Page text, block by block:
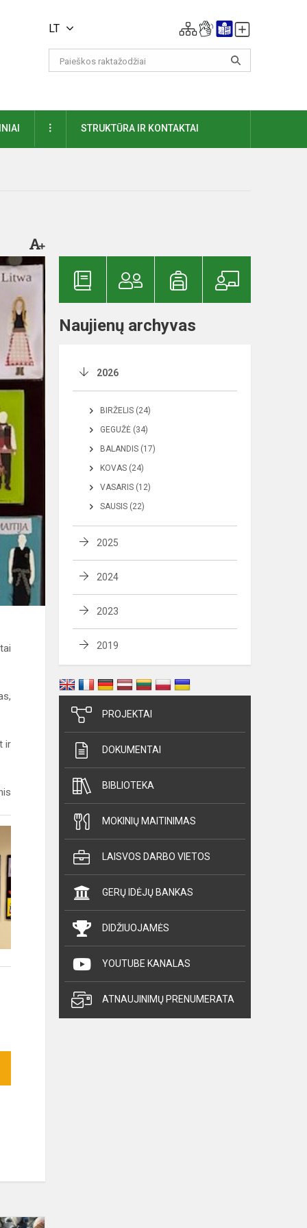
LT
DAUGIAUSTRUKTŪRA IR KONTAKTAI
ir
Wystawa
Naujienų archyvas
2026
BIRŽELIS (24)
GEGUŽĖ (34)
BALANDIS (17)
KOVAS (24)
VASARIS (12)
SAUSIS (22)
2025
2024
2023
2019
PROJEKTAI
DOKUMENTAI
BIBLIOTEKA
MOKINIŲ MAITINIMAS
LAISVOS DARBO VIETOS
GERŲ IDĖJŲ BANKAS
DIDŽIUOJAMĖS
YOUTUBE KANALAS
ATNAUJINIMŲ PRENUMERATA